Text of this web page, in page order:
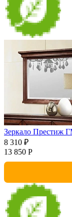
Зеркало Престиж
8 310 ₽
13 850 Р